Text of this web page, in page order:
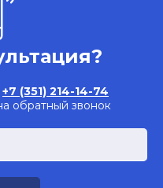
+7 (351) 214-14-74
обратный звонок